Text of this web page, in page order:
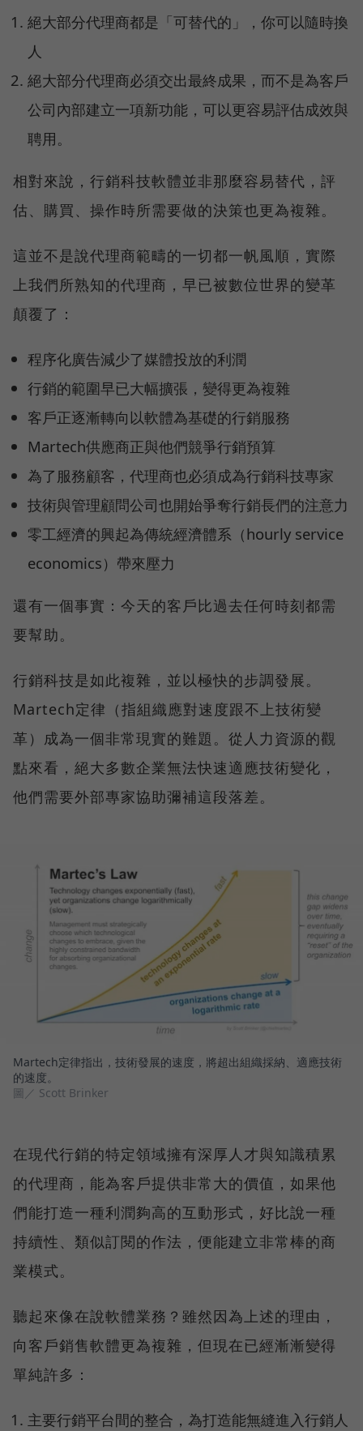
絕大部分代理商都是「可替代的」，你可以隨時換
人
絕大部分代理商必須交出最終成果，而不是為客戶
公司內部建立一項新功能，可以更容易評估成效與
聘用。
相對來說，行銷科技軟體並非那麼容易替代，評
估、購買、操作時所需要做的決策也更為複雜。
這並不是說代理商範疇的一切都一帆風順，實際
上我們所熟知的代理商，早已被數位世界的變革
顛覆了：
程序化廣告減少了媒體投放的利潤
行銷的範圍早已大幅擴張，變得更為複雜
客戶正逐漸轉向以軟體為基礎的行銷服務
Martech供應商正與他們競爭行銷預算
為了服務顧客，代理商也必須成為行銷科技專家
技術與管理顧問公司也開始爭奪行銷長們的注意力
零工經濟的興起為傳統經濟體系（hourly service
economics）帶來壓力
還有一個事實：今天的客戶比過去任何時刻都需
要幫助。
行銷科技是如此複雜，並以極快的步調發展。
Martech定律（指組織應對速度跟不上技術變
革）成為一個非常現實的難題。從人力資源的觀
點來看，絕大多數企業無法快速適應技術變化，
他們需要外部專家協助彌補這段落差。
Martech定律指出，技術發展的速度，將超出組織採納、適應技術
的速度。
圖／ Scott Brinker
在現代行銷的特定領域擁有深厚人才與知識積累
的代理商，能為客戶提供非常大的價值，如果他
們能打造一種利潤夠高的互動形式，好比說一種
持續性、類似訂閱的作法，便能建立非常棒的商
業模式。
聽起來像在說軟體業務？雖然因為上述的理由，
向客戶銷售軟體更為複雜，但現在已經漸漸變得
單純許多：
主要行銷平台間的整合，為打造能無縫進入行銷人